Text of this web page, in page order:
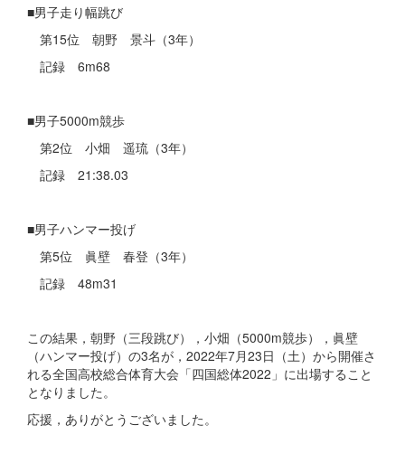
■男子走り幅跳び
第15位 朝野 景斗（3年）
記録 6m68
■男子5000m競歩
第2位 小畑 遥琉（3年）
記録 21:38.03
■男子ハンマー投げ
第5位 眞壁 春登（3年）
記録 48m31
この結果，朝野（三段跳び），小畑（5000m競歩），眞壁
（ハンマー投げ）の3名が，2022年7月23日（土）から開催さ
れる全国高校総合体育大会「四国総体2022」に出場すること
となりました。
応援，ありがとうございました。